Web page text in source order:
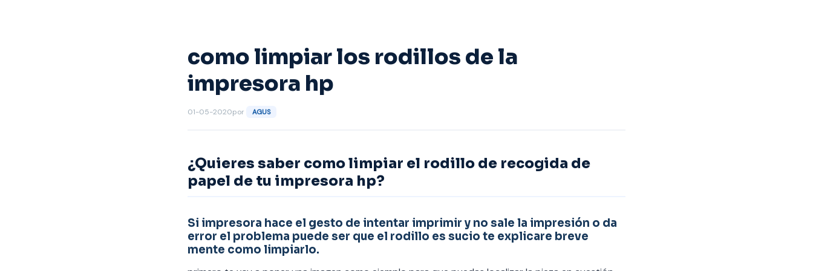
como limpiar los rodillos de la
impresora hp
01-05-2020por AGUS
¿Quieres saber como limpiar el rodillo de recogida de
papel de tu impresora hp?
Si impresora hace el gesto de intentar imprimir y no sale la impresión o da
error el problema puede ser que el rodillo es sucio te explicare breve
mente como limpiarlo.